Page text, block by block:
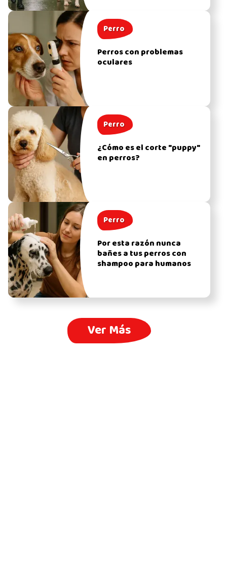
Perro
Perros con problemas
oculares
Perro
¿Cómo es el corte "puppy"
en perros?
Perro
Por esta razón nunca
bañes a tus perros con
shampoo para humanos
Ver Más